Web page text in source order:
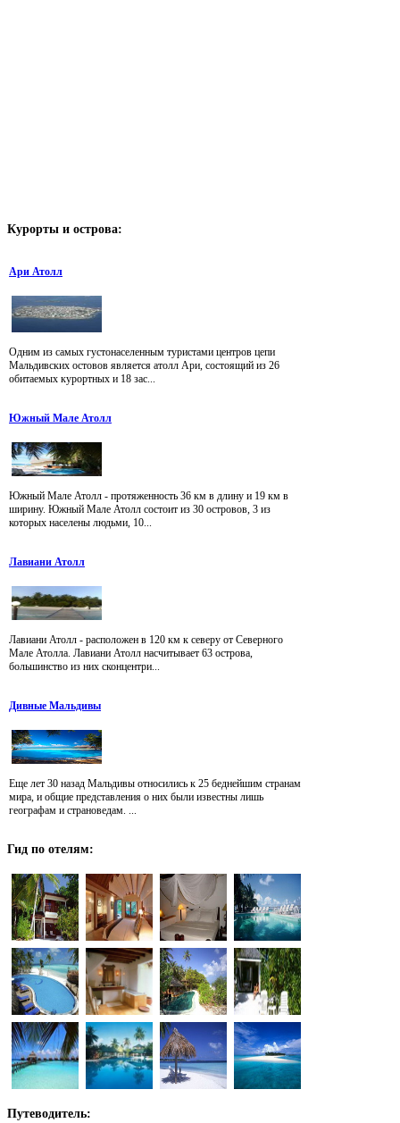
Курорты и острова:
Ари Атолл
Одним из самых густонаселенным туристами центров цепи
Мальдивских остовов является атолл Ари, состоящий из 26
обитаемых курортных и 18 зас...
Южный Мале Атолл
Южный Мале Атолл - протяженность 36 км в длину и 19 км в
ширину. Южный Мале Атолл состоит из 30 островов, 3 из
которых населены людьми, 10...
Лавиани Атолл
Лавиани Атолл - расположен в 120 км к северу от Северного
Мале Атолла. Лавиани Атолл насчитывает 63 острова,
большинство из них сконцентри...
Дивные Мальдивы
Еще лет 30 назад Мальдивы относились к 25 беднейшим странам
мира, и общие представления о них были известны лишь
географам и страноведам. ...
Гид по отелям:
Путеводитель: